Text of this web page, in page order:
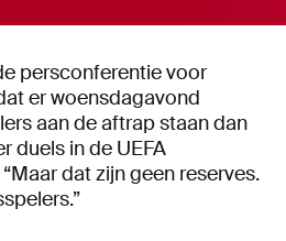
persconferentie voor
er woensdagavond
aan de aftrap staan dan
duels in de UEFA
dat zijn geen reserves.